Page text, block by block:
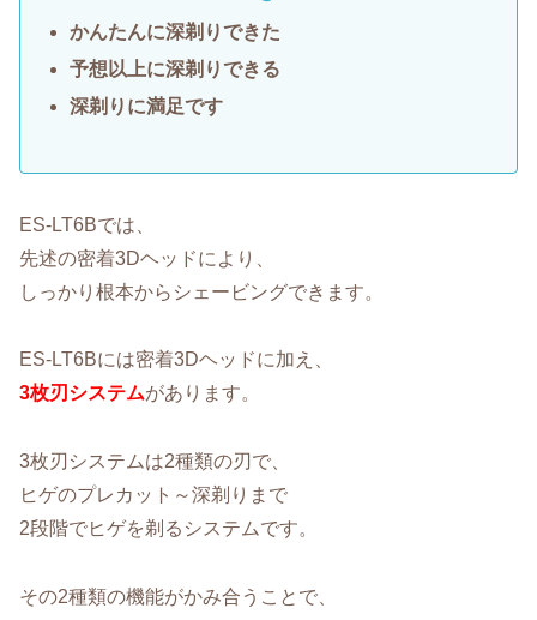
かんたんに深剃りできた
予想以上に深剃りできる
深剃りに満足です
ES-LT6Bでは、
先述の密着3Dヘッドにより、
しっかり根本からシェービングできます。
ES-LT6Bには密着3Dヘッドに加え、
3枚刃システムがあります。
3枚刃システムは2種類の刃で、
ヒゲのプレカット～深剃りまで
2段階でヒゲを剃るシステムです。
その2種類の機能がかみ合うことで、